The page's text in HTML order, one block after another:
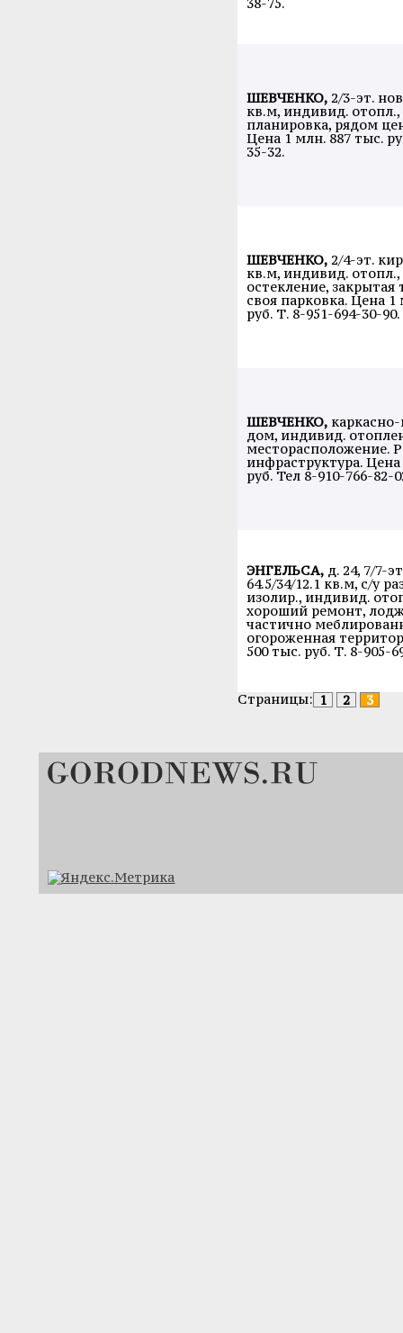
38-75.
ШЕВЧЕНКО, 2/3-эт.
кв.м, индивид. отопл.,
планировка, рядом
Цена 1 млн. 887 тыс.
35-32.
ШЕВЧЕНКО, 2/4-эт.
кв.м, индивид.
остекление, закрытая
своя парковка. Цена 1
руб. Т. 8-951-694-30-90.
ШЕВЧЕНКО,
дом, индивид.
месторасположение.
инфраструктура.
руб. Тел 8-910-766-82-
ЭНГЕЛЬСА, д. 24, 7/7-
64.5/34/12.1 кв.м, с/у
изолир., индивид.
хороший ремонт,
частично
огороженная
500 тыс. руб. Т. 8-905-
Страницы: 1 2 3